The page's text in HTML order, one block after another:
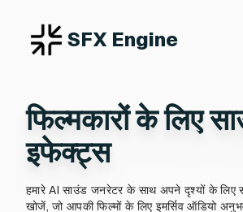
SFX Engine
फिल्मकारों के लिए
इफेक्ट्स
हमारे AI साउंड जनरेटर के साथ अपने दृश्यों के लिए
खोजें, जो आपकी फिल्मों के लिए इमर्सिव ऑडियो